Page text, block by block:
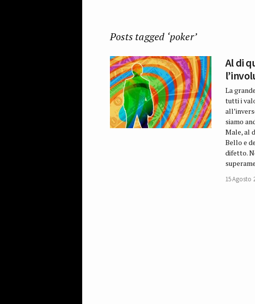
Posts tagged ‘poker’
Al di
La
tutti i
siamo
Male, al
Bello e
difetto.
15 Agosto